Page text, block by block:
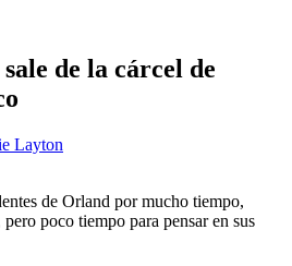
de la cárcel de
Layton
de Orland por mucho tiempo,
poco tiempo para pensar en sus